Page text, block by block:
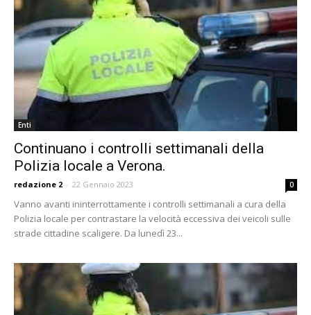
Enti
Continuano i controlli settimanali della
Polizia locale a Verona.
redazione 2 - 22 Gennaio 2023 0
Vanno avanti ininterrottamente i controlli settimanali a cura della
Polizia locale per contrastare la velocità eccessiva dei veicoli sulle
strade cittadine scaligere. Da lunedì 23...